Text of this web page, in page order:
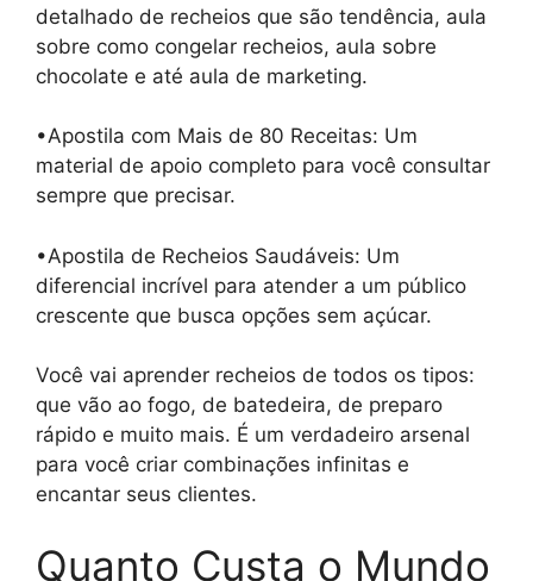
detalhado de recheios que são tendência, aula
sobre como congelar recheios, aula sobre
chocolate e até aula de marketing.
•Apostila com Mais de 80 Receitas: Um
material de apoio completo para você consultar
sempre que precisar.
•Apostila de Recheios Saudáveis: Um
diferencial incrível para atender a um público
crescente que busca opções sem açúcar.
Você vai aprender recheios de todos os tipos:
que vão ao fogo, de batedeira, de preparo
rápido e muito mais. É um verdadeiro arsenal
para você criar combinações infinitas e
encantar seus clientes.
Quanto Custa o Mundo